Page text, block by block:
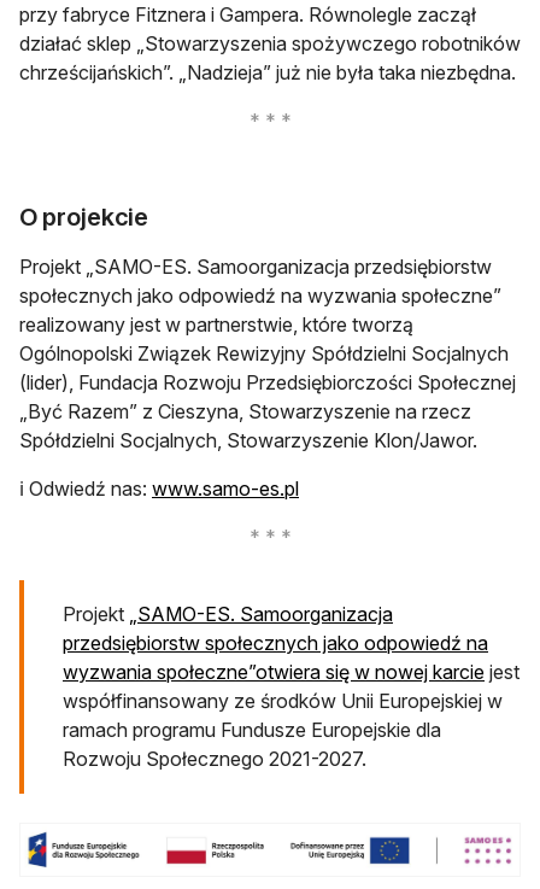
przy fabryce Fitznera i Gampera. Równolegle zaczął
działać sklep „Stowarzyszenia spożywczego robotników
chrześcijańskich”. „Nadzieja” już nie była taka niezbędna.
O projekcie
Projekt „SAMO-ES. Samoorganizacja przedsiębiorstw
społecznych jako odpowiedź na wyzwania społeczne”
realizowany jest w partnerstwie, które tworzą
Ogólnopolski Związek Rewizyjny Spółdzielni Socjalnych
(lider), Fundacja Rozwoju Przedsiębiorczości Społecznej
„Być Razem” z Cieszyna, Stowarzyszenie na rzecz
Spółdzielni Socjalnych, Stowarzyszenie Klon/Jawor.
ℹ️ Odwiedź nas: www.samo-es.plotwiera się w nowej karcie
Projekt „SAMO-ES. Samoorganizacja
przedsiębiorstw społecznych jako odpowiedź na
wyzwania społeczne”otwiera się w nowej karcie jest
współfinansowany ze środków Unii Europejskiej w
ramach programu Fundusze Europejskie dla
Rozwoju Społecznego 2021-2027.